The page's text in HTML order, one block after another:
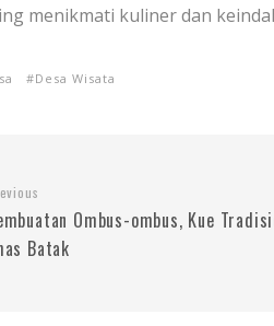
menikmati kuliner dan
Desa Wisata
Ombus-ombus, Kue
Batak